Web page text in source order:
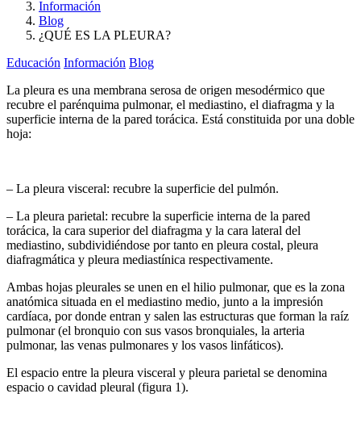
Información
Blog
¿QUÉ ES LA PLEURA?
Educación Información Blog
La pleura es una membrana serosa de origen mesodérmico que
recubre el parénquima pulmonar, el mediastino, el diafragma y la
superficie interna de la pared torácica. Está constituida por una doble
hoja:
– La pleura visceral: recubre la superficie del pulmón.
– La pleura parietal: recubre la superficie interna de la pared
torácica, la cara superior del diafragma y la cara lateral del
mediastino, subdividiéndose por tanto en pleura costal, pleura
diafragmática y pleura mediastínica respectivamente.
Ambas hojas pleurales se unen en el hilio pulmonar, que es la zona
anatómica situada en el mediastino medio, junto a la impresión
cardíaca, por donde entran y salen las estructuras que forman la raíz
pulmonar (el bronquio con sus vasos bronquiales, la arteria
pulmonar, las venas pulmonares y los vasos linfáticos).
El espacio entre la pleura visceral y pleura parietal se denomina
espacio o cavidad pleural (figura 1).